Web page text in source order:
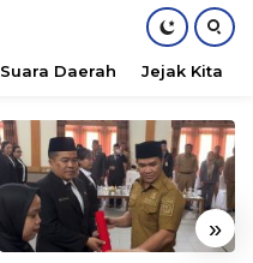
Suara Daerah Jejak Kita
»